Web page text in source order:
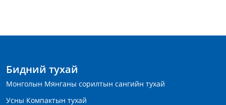
Бидний тухай
Монголын Мянганы сорилтын сангийн тухай
Усны Компактын тухай